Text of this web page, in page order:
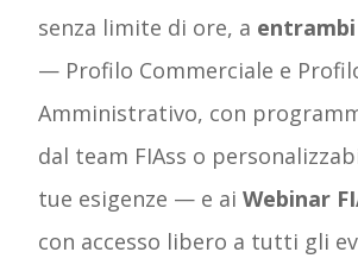
senza limite di ore, a
— Profilo Commerciale e
Amministrativo, con
dal team FIAss o
tue esigenze — e ai Webinar
con accesso libero a tutti gli